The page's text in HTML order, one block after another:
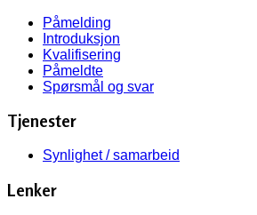
Påmelding
Introduksjon
Kvalifisering
Påmeldte
Spørsmål og svar
Tjenester
Synlighet / samarbeid
Lenker